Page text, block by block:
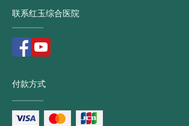
联系红玉综合医院
付款方式